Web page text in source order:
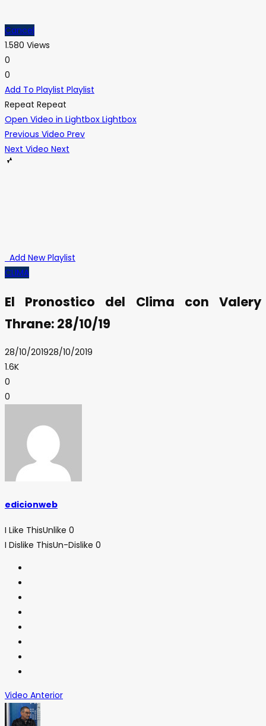
Cancel
1.580 Views
0
0
Add To Playlist Playlist
Repeat Repeat
Open Video in Lightbox Lightbox
Previous Video Prev
Next Video Next
Add New Playlist
CLIMA
El Pronostico del Clima con Valery
Thrane: 28/10/19
28/10/201928/10/2019
1.6K
0
0
edicionweb
I Like ThisUnlike 0
I Dislike ThisUn-Dislike 0
Video Anterior